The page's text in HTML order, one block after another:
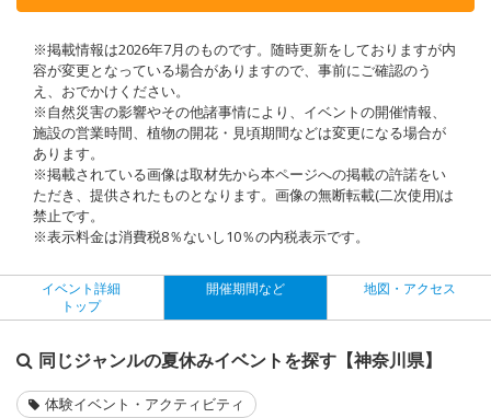
※掲載情報は2026年7月のものです。随時更新をしておりますが内
容が変更となっている場合がありますので、事前にご確認のう
え、おでかけください。
※自然災害の影響やその他諸事情により、イベントの開催情報、
施設の営業時間、植物の開花・見頃期間などは変更になる場合が
あります。
※掲載されている画像は取材先から本ページへの掲載の許諾をい
ただき、提供されたものとなります。画像の無断転載(二次使用)は
禁止です。
※表示料金は消費税8％ないし10％の内税表示です。
イベント詳細
トップ
開催期間など 地図・アクセス
同じジャンルの夏休みイベントを探す【神奈川県】
体験イベント・アクティビティ